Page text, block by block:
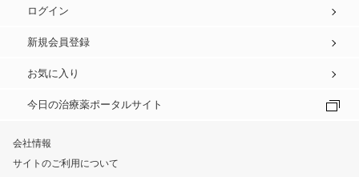
ログイン
新規会員登録
お気に入り
今日の治療薬ポータルサイト
会社情報
サイトのご利用について